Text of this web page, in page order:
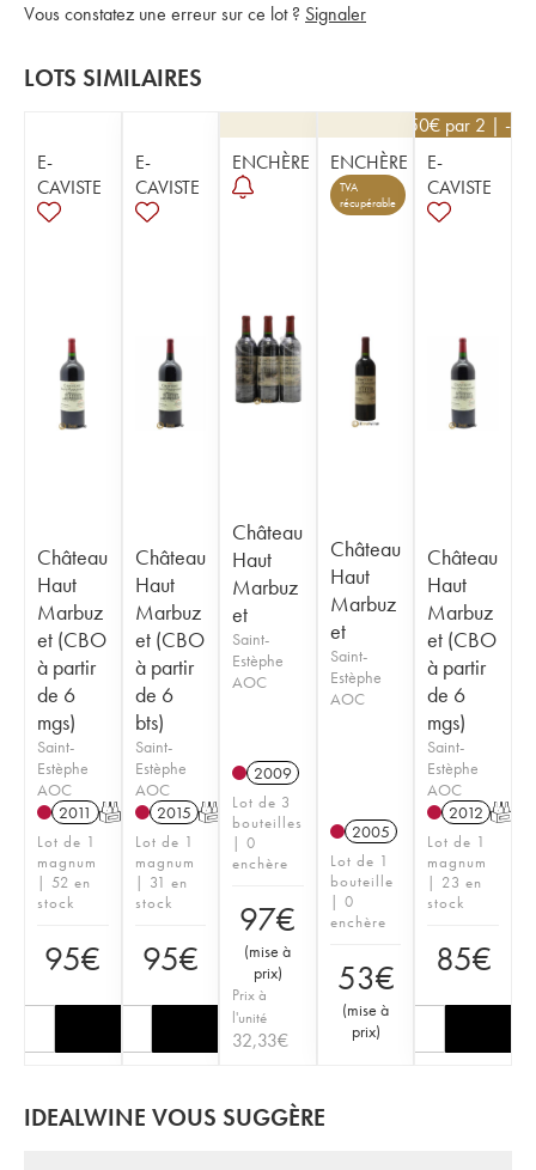
Vous constatez une erreur sur ce lot ? Signaler
LOTS SIMILAIRES
E-
CAVISTE
Château
Haut
Marbuz
et (CBO
à partir
de 6
mgs)
Saint-
Estèphe
AOC
2011 T
Lot de 1
magnum
| 52 en
stock
95€
E-
CAVISTE
Château
Haut
Marbuz
et (CBO
à partir
de 6
bts)
Saint-
Estèphe
AOC
2015 T
Lot de 1
magnum
| 31 en
stock
95€
ENCHÈRE
Château
Haut
Marbuz
et
Saint-
Estèphe
AOC
2009
Lot de 3
bouteilles
| 0
enchère
97€
(mise à
prix)
Prix à
l'unité
32,33€
ENCHÈRE
TVA
récupérable
Château
Haut
Marbuz
et
Saint-
Estèphe
AOC
2005
Lot de 1
bouteille
| 0
enchère
53€
(mise à
prix)
76,50€ par 2 | -
E-
CAVISTE
Château
Haut
Marbuz
et (CBO
à partir
de 6
mgs)
Saint-
Estèphe
AOC
2012 T
Lot de 1
magnum
| 23 en
stock
85€
IDEALWINE VOUS SUGGÈRE